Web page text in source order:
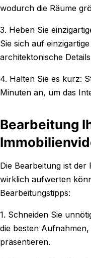
wodurch die Räume
3. Heben Sie
Sie sich auf
architektonische
4. Halten Sie es kurz:
Minuten an, um das
Bearbeitung
Die Bearbeitung ist der
wirklich aufwerten
Bearbeitungstipps:
1. Schneiden Sie
die besten
präsentieren.